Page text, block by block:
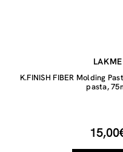
LAKME
K.FINISH FIBER Molding
pasta,